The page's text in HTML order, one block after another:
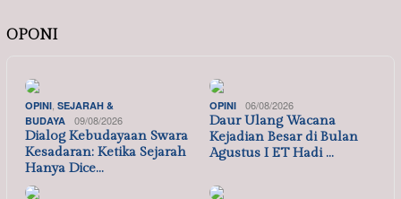
OPONI
OPINI SEJARAH &
BUDAYA
09/08/2026
Dialog Kebudayaan Swara
Kesadaran: Ketika Sejarah
Hanya Dice…
OPINI 06/08/2026
Daur Ulang Wacana
Kejadian Besar di Bulan
Agustus I ET Hadi …